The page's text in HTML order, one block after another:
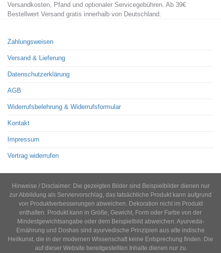
Versandkosten, Pfand und optionaler Servicegebühren. Ab 39€
Bestellwert Versand gratis innerhalb von Deutschland.
Zahlungsweisen
Versand & Lieferung
Datenschutzerklärung
AGB
Widerrufsbelehrung & Widerrufsformular
Kontakt
Impressum
Vertrag widerrufen
Hinweise / Disclaimer: Die gezeigten Bilder sind Beispielbilder dienen nur
zur Abbildung als Serviervorschlag, das tatsächliche Produkt kann aufgrund
von Produktverbesserungen abweichen. Dekoration nicht im Produkt
enthalten. Produkt kann in Größe, Gewicht, Form oder Farbe von der
Mindestgewichtsangabe oder dem Beispielbild abweichen. Ayurveda-
Ernährung und Doshas sind ayurvedische Prinzipien aus alte indische
Heilkunst, die in der modernen Wissenschaft keine Entsprechung finden. Die
auf dieser Website bereitgestellten Inhalte dienen nur zu